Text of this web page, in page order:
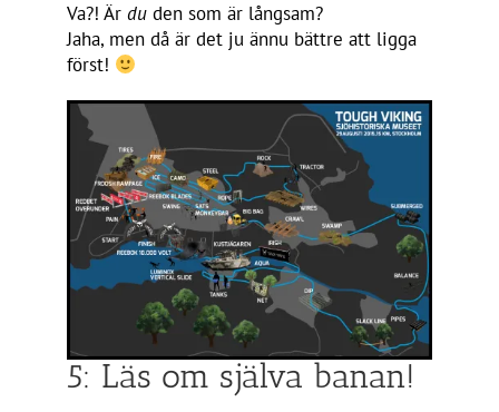
Va?! Är du den som är långsam?
Jaha, men då är det ju ännu bättre att ligga
först!
5: Läs om själva banan!